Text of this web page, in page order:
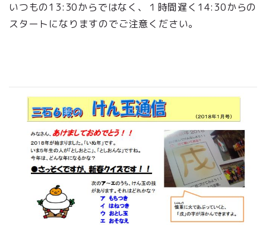
いつもの13:30からではなく、１時間遅く14:30からの
スタートになりますのでご注意ください。